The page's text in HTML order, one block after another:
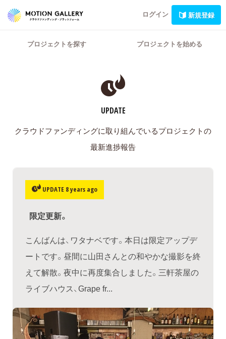
ログイン 新規登録
プロジェクトを探す プロジェクトを始める
UPDATE
クラウドファンディングに取り組んでいるプロジェクトの
最新進捗報告
UPDATE 8 years ago
限定更新。
こんばんは、ワタナベです。本日は限定アップデ
ートです。昼間に山田さんとの和やかな撮影を終
えて解散。夜中に再度集合しました。三軒茶屋の
ライブハウス、Grape fr...